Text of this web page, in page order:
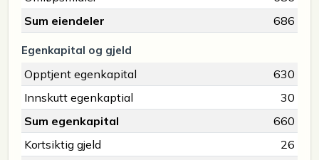
Sum eiendeler
686
Egenkapital og gjeld
Opptjent egenkapital
630
Innskutt egenkaptial
30
Sum egenkapital
660
Kortsiktig gjeld
26